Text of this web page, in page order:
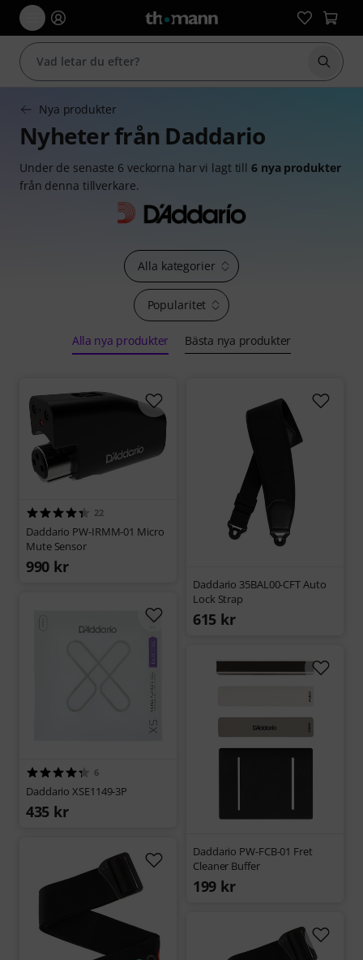
Börja
Nya produkter
Nyheter från Daddario
Under de senaste 6 veckorna har vi lagt till6 nya produkter
från denna tillverkare.
Popularitet
Alla kategorier
Alla nya produkter Bästa nya produkter
22
Daddario PW-IRMM-01 Micro
Mute Sensor
990 kr
Daddario 35BAL00-CFT Auto
Lock Strap
615 kr
6
Daddario XSE1149-3P
435 kr
Daddario PW-FCB-01 Fret
Cleaner Buffer
199 kr